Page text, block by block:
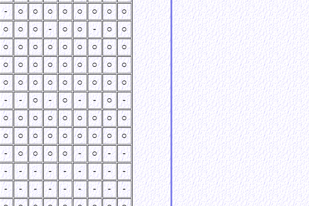
- ○ ○ ○ ○ ○ ○ ○
○
○ ○ ○ - ○ ○ - ○
○
○ ○ ○ ○ ○ ○ ○ ○
○
○ ○ ○ ○ ○ ○ ○ ○
○
○ ○ ○ ○ ○ ○ ○ ○
○
- - ○ - ○ - - ○
-
○ ○ ○ ○ ○ ○ ○ ○
○
○ ○ ○ ○ ○ ○ ○ ○
○
- ○ ○ ○ ○ - ○ -
-
- - - - - - - -
-
- - - - - - - -
-